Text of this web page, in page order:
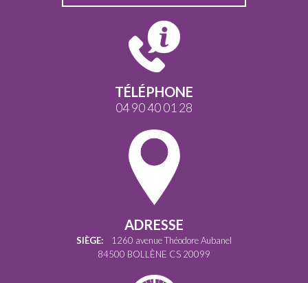
TÉLÉPHONE
04 90 40 01 28
ADRESSE
SIÈGE: 1260 avenue Théodore Aubanel
84500 BOLLÈNE CS 20099